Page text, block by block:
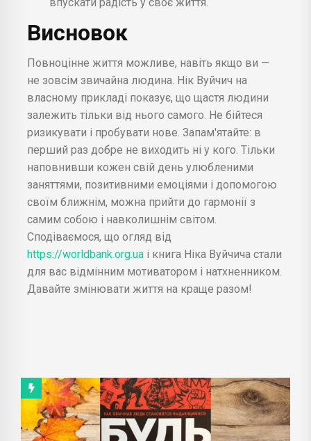
Висновок
Повноцінне життя можливе, навіть якщо ви —
не зовсім звичайна людина. Нік Вуйчич на
власному прикладі показує, що щастя людини
залежить тільки від нього самого. Не бійтеся
ризикувати і пробувати нове. Запам'ятайте: в
перший раз добре не виходить ні у кого. Тільки
наповнивши кожен свій день улюбленими
заняттями, позитивними емоціями і допомогою
своїм ближнім, можна прийти до гармонії з
самим собою і навколишнім світом.
Сподіваємося, що огляд від
https://worldbank.org.ua і книга Ніка Вуйчича стали
для вас відмінним мотиватором і натхненником.
Давайте змінювати життя на краще разом!